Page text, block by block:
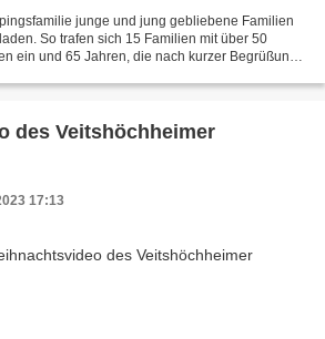
junge und jung gebliebene Familien
So trafen sich 15 Familien mit über 50
ein und 65 Jahren, die nach kurzer Begrüßung
des Veitshöchheimer
17:13